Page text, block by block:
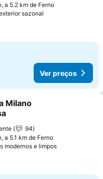
a 5.2 km de Ferno
sazonal
Ver preços
aos favoritos
Milano
94
a 5.1 km de Ferno
modernos e limposVer preços